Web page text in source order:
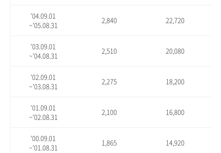
'04.09.01
~'05.08.31
2,840 22,720
'03.09.01
~'04.08.31
2,510 20,080
'02.09.01
~'03.08.31
2,275 18,200
'01.09.01
~'02.08.31
2,100 16,800
'00.09.01
~'01.08.31
1,865 14,920